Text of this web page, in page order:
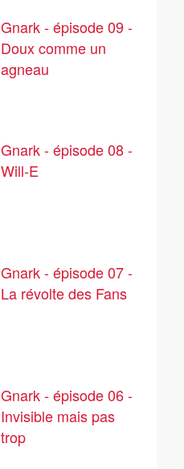
Gnark - épisode 09 -
Doux comme un
agneau
Gnark - épisode 08 -
Will-E
Gnark - épisode 07 -
La révolte des Fans
Gnark - épisode 06 -
Invisible mais pas
trop